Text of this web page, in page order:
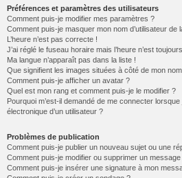
Préférences et paramètres des utilisateurs
Comment puis-je modifier mes paramètres ?
Comment puis-je masquer mon nom d’utilisateur de
L’heure n’est pas correcte !
J’ai réglé le fuseau horaire mais l’heure n’est
Ma langue n’apparaît pas dans la liste !
Que signifient les images situées à côté de mon nom
Comment puis-je afficher un avatar ?
Quel est mon rang et comment puis-je le modifier ?
Pourquoi m’est-il demandé de me connecter
électronique d’un utilisateur ?
Problèmes de publication
Comment puis-je publier un nouveau sujet ou une
Comment puis-je modifier ou supprimer un message
Comment puis-je insérer une signature à mon